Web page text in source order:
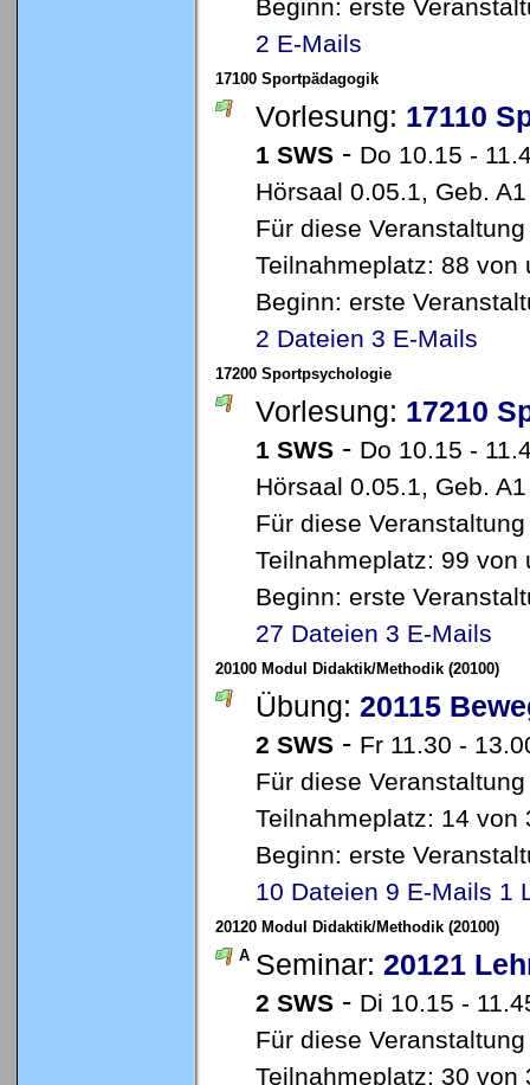
Beginn: erste
2 E-Mails
17100 Sportpädagogik
Vorlesung: 17110
1 SWS - Do 10.15 -
Hörsaal 0.05.1, Geb.
Für diese
Teilnahmeplatz: 88
Beginn: erste
2 Dateien 3 E-Mails
17200 Sportpsychologie
Vorlesung: 17210
1 SWS - Do 10.15 -
Hörsaal 0.05.1, Geb.
Für diese
Teilnahmeplatz: 99
Beginn: erste
27 Dateien 3 E-Mails
20100 Modul Didaktik/Methodik (20100)
Übung: 20115
2 SWS - Fr 11.30 -
Für diese
Teilnahmeplatz: 14 von
Beginn: erste
10 Dateien 9 E-Mails 1
20120 Modul Didaktik/Methodik (20100)
A Seminar: 20121
2 SWS - Di 10.15 -
Für diese
Teilnahmeplatz: 30 von